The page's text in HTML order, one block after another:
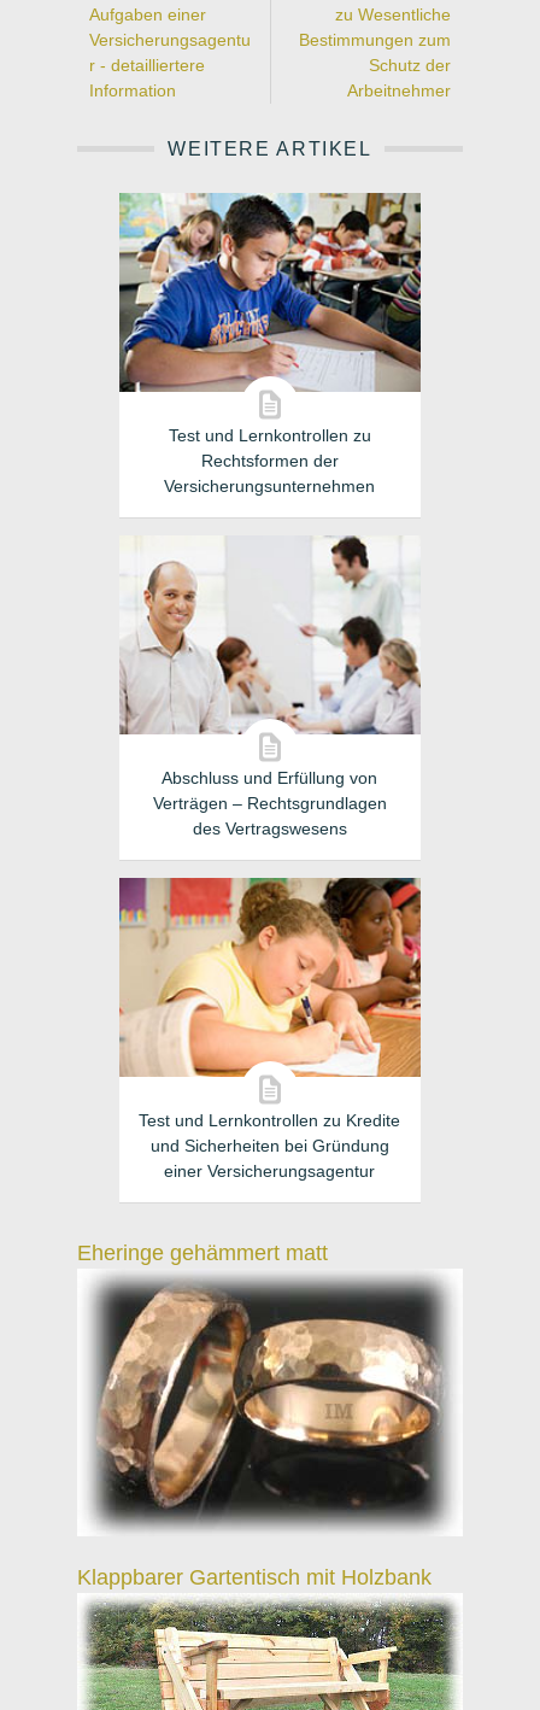
Aufgaben einer
Versicherungsagentu
r - detailliertere
Information
zu Wesentliche
Bestimmungen zum
Schutz der
Arbeitnehmer
WEITERE ARTIKEL
Test und Lernkontrollen zu
Rechtsformen der
Versicherungsunternehmen
Abschluss und Erfüllung von
Verträgen – Rechtsgrundlagen
des Vertragswesens
Test und Lernkontrollen zu Kredite
und Sicherheiten bei Gründung
einer Versicherungsagentur
Eheringe gehämmert matt
Klappbarer Gartentisch mit Holzbank